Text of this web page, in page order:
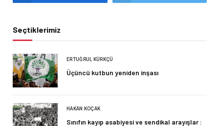
Seçtiklerimiz
ERTUĞRUL KÜRKÇÜ
Üçüncü kutbun yeniden inşası
HAKAN KOÇAK
Sınıfın kayıp asabiyesi ve sendikal arayışlar :